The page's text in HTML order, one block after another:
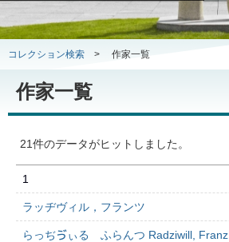
コレクション検索 > 作家一覧
作家一覧
21件のデータがヒットしました。
1
ラッヂヴィル，フランツ
らっぢゔぃる ふらんつ Radziwill, Franz